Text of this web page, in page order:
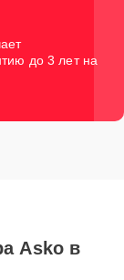
до 3 лет на
Asko в